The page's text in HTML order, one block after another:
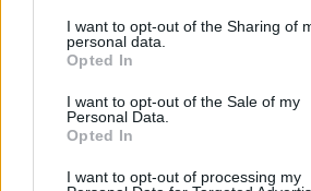
I want to opt-out of the Sharing of
personal data.
Opted In
I want to opt-out of the Sale of my
Personal Data.
Opted In
I want to opt-out of processing my
Țopescu. „În
terorizat-o
hingheri! S-o
cum urlă și